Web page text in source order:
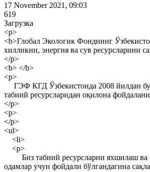
17 November 2021, 09:03
619
Загрузка
<p>
<b>Глобал Экологик Фонднинг
хилликни, энергия ва сув ресурсларини
</p>
<b> </b>
<p>
ГЭФ КГД Ўзбекистонда 2008 йилдан
табиий ресурсларидан оқилона
</p>
<p>
</p>
<ul>
<li>
<p>
Биз табиий ресурсларни яхшилаш ва
одамлар учун фойдали бўлгандагина